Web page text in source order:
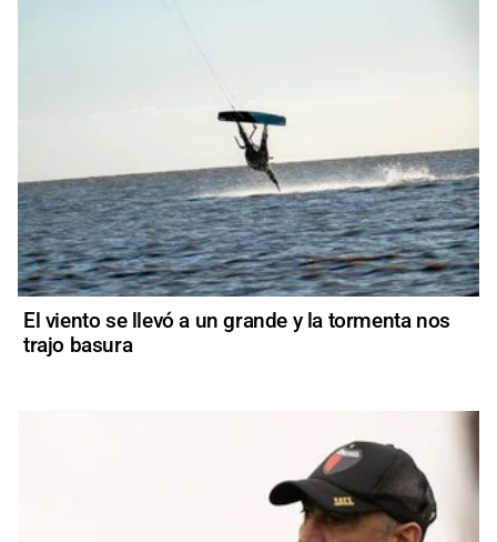
El viento se llevó a un grande y la tormenta nos
trajo basura